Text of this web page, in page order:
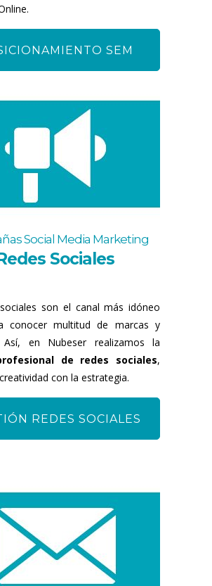
SEM
Social Media Marketing
Sociales
son el canal más idóneo
conocer multitud de marcas y
Así, en Nubeser realizamos la
de redes sociales,
con la estrategia.
REDES SOCIALES